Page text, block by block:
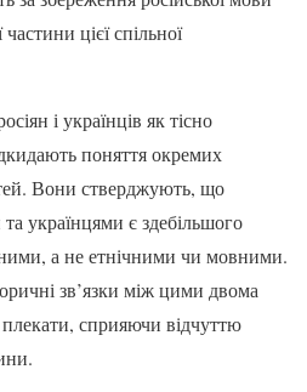
цієї спільної
і українців як тісно
поняття окремих
Вони стверджують, що
українцями є здебільшого
а не етнічними чи мовними.
зв’язки між цими двома
плекати, сприяючи відчуттю